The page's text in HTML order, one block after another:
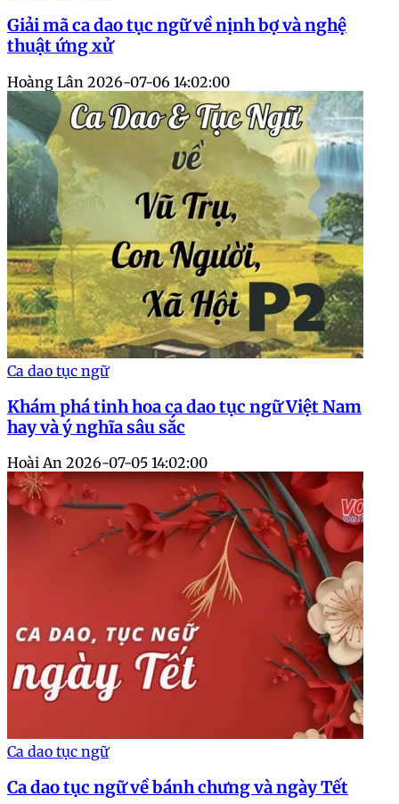
Giải mã ca dao tục ngữ về nịnh bợ và nghệ
thuật ứng xử
Hoàng Lân 2026-07-06 14:02:00
Ca dao tục ngữ
Khám phá tinh hoa ca dao tục ngữ Việt Nam
hay và ý nghĩa sâu sắc
Hoài An 2026-07-05 14:02:00
Ca dao tục ngữ
Ca dao tục ngữ về bánh chưng và ngày Tết